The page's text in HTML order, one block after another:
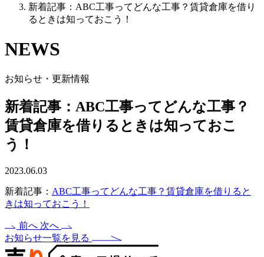
新着記事：ABC工事ってどんな工事？賃貸倉庫を借り
るときは知っておこう！
NEWS
お知らせ・更新情報
新着記事：ABC工事ってどんな工事？
賃貸倉庫を借りるときは知っておこ
う！
2023.06.03
新着記事： ABC工事ってどんな工事？賃貸倉庫を借りると
きは知っておこう！
前へ 次へ
お知らせ一覧を見る